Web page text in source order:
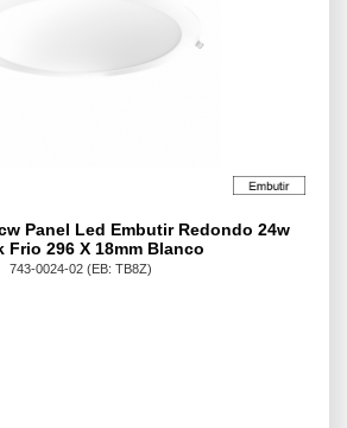
Panel Led Embutir Redondo 24w
Frio 296 X 18mm Blanco
743-0024-02 (EB: TB8Z)